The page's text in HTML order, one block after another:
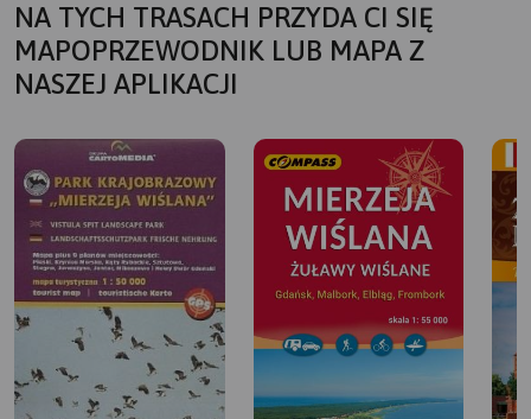
NA TYCH TRASACH PRZYDA CI SIĘ
MAPOPRZEWODNIK LUB MAPA Z
NASZEJ APLIKACJI